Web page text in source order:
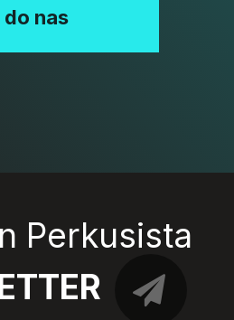
do nas
Perkusista